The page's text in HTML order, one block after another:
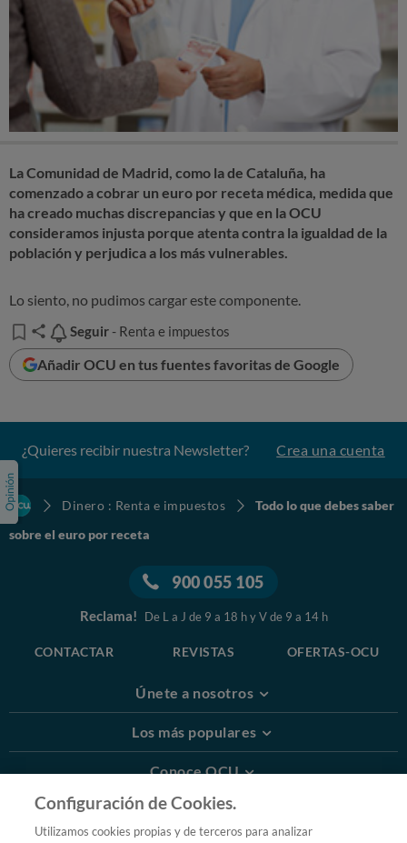
La Comunidad de Madrid, como la de Cataluña, ha
comenzado a cobrar un euro por receta médica, medida que
ha creado muchas discrepancias y que en la OCU
consideramos injusta porque atenta contra la igualdad de la
población y perjudica a los más vulnerables.
Lo siento, no pudimos cargar este componente.
Seguir
Seguir - Renta e impuestos
Añadir OCU en tus fuentes favoritas de Google
¿Quieres recibir nuestra Newsletter? Crea una cuenta
Dinero : Renta e impuestos
Todo lo que debes saber
sobre el euro por receta
900 055 105
Reclama! De L a J de 9 a 18 h y V de 9 a 14 h
CONTACTAR REVISTAS OFERTAS-OCU
Únete a nosotros
Los más populares
Conoce OCU
Más Información
Configuración de Cookies.
Utilizamos cookies propias y de terceros para analizar